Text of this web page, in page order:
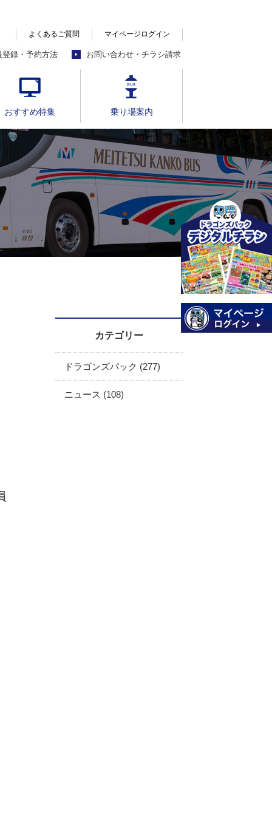
よくあるご質問 マイページログイン
登録・予約方法 お問い合わせ・チラシ請求
おすすめ特集 乗り場案内
カテゴリー
ドラゴンズパック (277)
ニュース (108)